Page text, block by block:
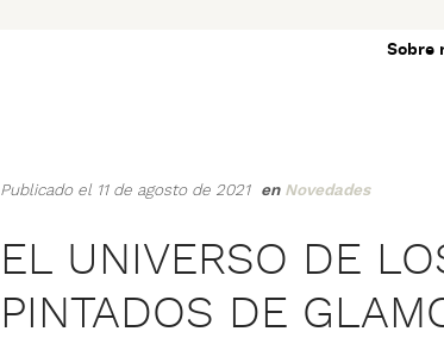
Sobre
Publicado el 11 de agosto de 2021 en Novedades
EL UNIVERSO DE
PINTADOS DE